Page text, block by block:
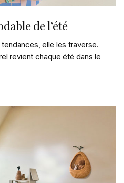
de l’été
elle les traverse.
revient chaque été dans le